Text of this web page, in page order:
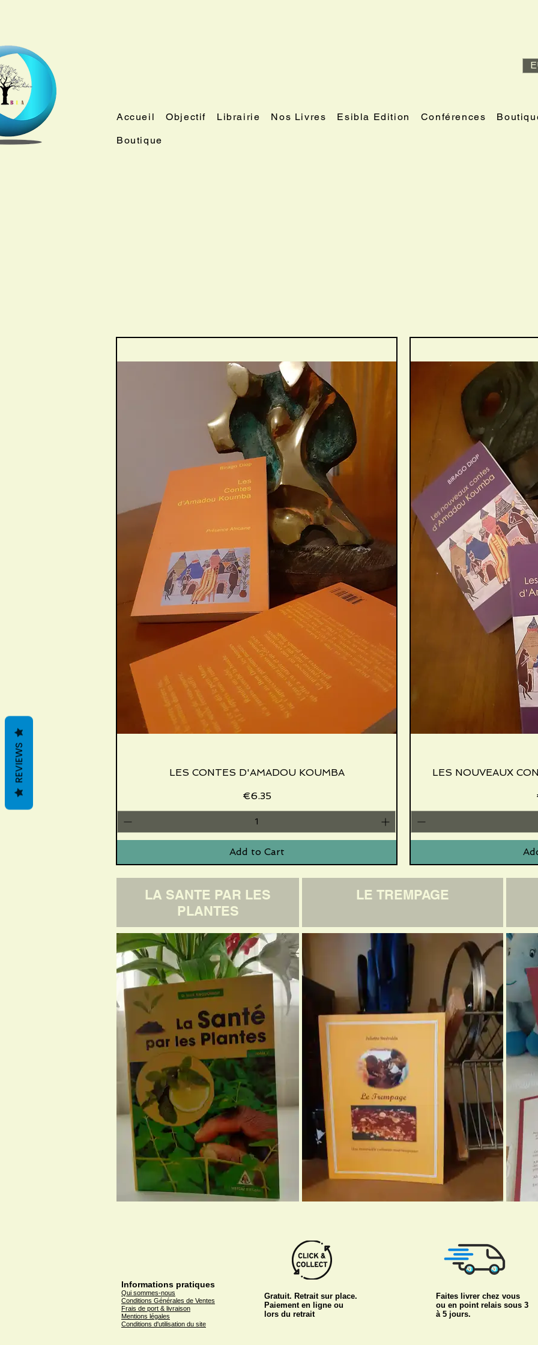
Accueil Objectif Librairie Nos Livres Esibla Edition Conférences
Boutique
Quick View
LES CONTES D'AMADOU KOUMBA
Price
€6.35
Add to Cart
LES NOUVEAUX
LA SANTE PAR LES
PLANTES
LE TREMPAGE
Informations pratiques
Qui sommes-nous
Conditions Générales de Ventes
Frais de port & livraison
Mentions légales
Conditions d'utilisation du site
Gratuit. Retrait sur place.
Paiement en ligne ou
lors du retrait
Faites livrer chez vous
ou en point relais sous 3
à 5 jours.
REVIEWS